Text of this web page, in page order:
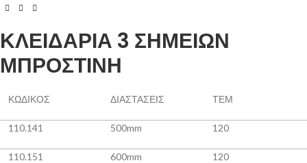
ΚΛΕΙΔΑΡΙΑ 3 ΣΗΜΕΙΩΝ
ΜΠΡΟΣΤΙΝΗ
ΚΩΔΙΚΟΣ ΔΙΑΣΤΑΣΕΙΣ ΤΕΜ
110.141 500mm 120
110.151 600mm 120